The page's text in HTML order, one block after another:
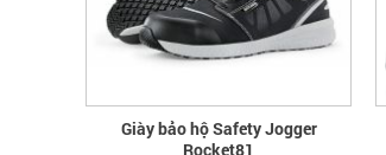
Giày bảo hộ Safety Jogger
Rocket81